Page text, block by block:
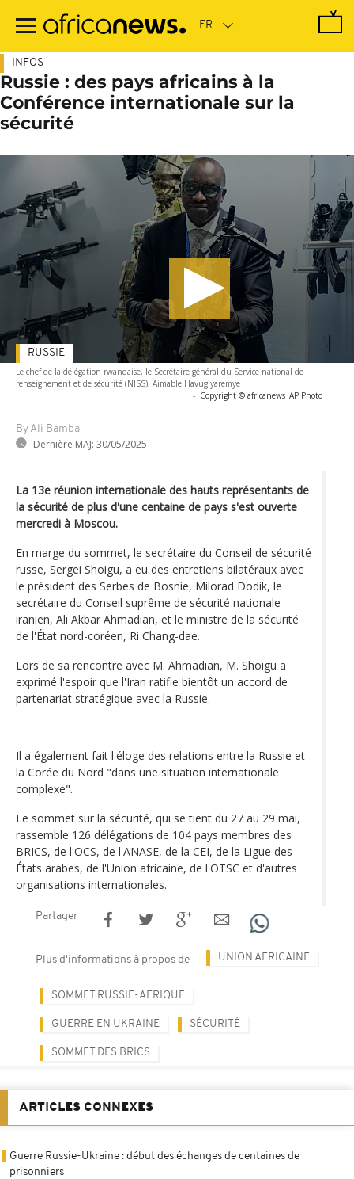
contenu
INFOS
Russie : des pays africains à la
Conférence internationale sur la
sécurité
Le chef de la délégation rwandaise, le Secrétaire général du Service national de
renseignement et de sécurité (NISS), Aimable Havugiyaremye
- Copyright © africanews AP Photo
By Ali Bamba
Dernière MAJ: 30/05/2025
RUSSIE
La 13e réunion internationale des hauts représentants de
la sécurité de plus d'une centaine de pays s'est ouverte
mercredi à Moscou.
En marge du sommet, le secrétaire du Conseil de sécurité
russe, Sergei Shoigu, a eu des entretiens bilatéraux avec
le président des Serbes de Bosnie, Milorad Dodik, le
secrétaire du Conseil suprême de sécurité nationale
iranien, Ali Akbar Ahmadian, et le ministre de la sécurité
de l'État nord-coréen, Ri Chang-dae.
Lors de sa rencontre avec M. Ahmadian, M. Shoigu a
exprimé l'espoir que l'Iran ratifie bientôt un accord de
partenariat stratégique avec la Russie.
Il a également fait l'éloge des relations entre la Russie et
la Corée du Nord "dans une situation internationale
complexe".
Le sommet sur la sécurité, qui se tient du 27 au 29 mai,
rassemble 126 délégations de 104 pays membres des
BRICS, de l'OCS, de l'ANASE, de la CEI, de la Ligue des
États arabes, de l'Union africaine, de l'OTSC et d'autres
organisations internationales.
Partager
Plus d'informations à propos de UNION AFRICAINE
SOMMET RUSSIE-AFRIQUE
GUERRE EN UKRAINE SÉCURITÉ
SOMMET DES BRICS
ARTICLES CONNEXES
Guerre Russie-Ukraine : début des échanges de centaines de
prisonniers